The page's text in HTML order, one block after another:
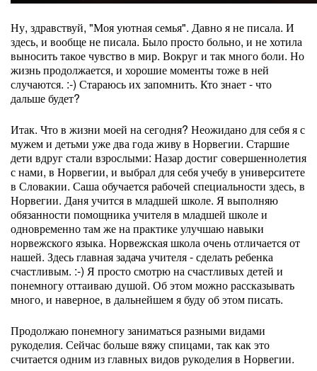
Ну, здравствуй, "Моя уютная семья". Давно я не писала. И
здесь, и вообще не писала. Было просто больно, и не хотила
выносить такое чувство в мир. Вокруг и так много боли. Но
жизнь продолжается, и хорошие моменты тоже в ней
случаются. :-) Стараюсь их запомнить. Кто знает - что
дальше будет?
Итак. Что в жизни моей на сегодня? Неожидано для себя я с
мужем и детьми уже два года живу в Норвегии. Старшие
дети вдруг стали взрослыми: Назар достиг совершеннолетия
с нами, в Норвегии, и выбрал для себя учебу в университете
в Словакии. Саша обучается рабочей специальности здесь, в
Норвегии. Даня учится в младшей школе. Я выполняю
обязанности помощника учителя в младшей школе и
одновременно там же на практике улучшаю навыки
норвежского языка. Норвежская школа очень отличается от
нашей. Здесь главная задача учителя - сделать ребенка
счастливым. :-) Я просто смотрю на счастливых детей и
понемногу оттаиваю душой. Об этом можно рассказывать
много, и наверное, в дальнейшем я буду об этом писать.
Продолжаю понемногу заниматься разными видами
рукоделия. Сейчас больше вяжу спицами, так как это
считается одним из главных видов рукоделия в Норвегии.